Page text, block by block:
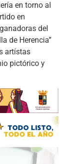
en torno al
en
del
de Herencia”
artístas
pictórico y